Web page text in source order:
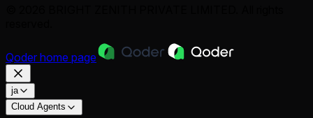
Qoder home page
ja
Cloud Agents